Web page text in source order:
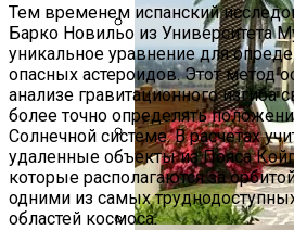
Бетонные Блоки
Преимущества И
Главные Ученые
Научным
Тем временем испанский
Барко Новильо из Университета
уникальное уравнение для
опасных астероидов. Этот метод
анализе гравитационного изгиба
более точно определять
Солнечной системе. В расчетах
удаленные объекты из Пояса
которые располагаются за
одними из самых
областей космоса.